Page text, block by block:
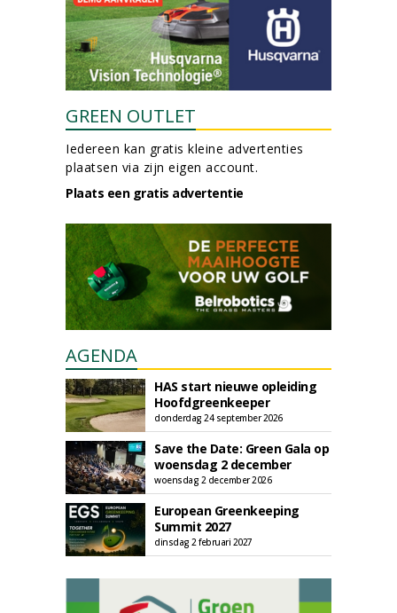
GREEN OUTLET
Iedereen kan gratis kleine advertenties
plaatsen via zijn eigen account.
Plaats een gratis advertentie
AGENDA
HAS start nieuwe opleiding
Hoofdgreenkeeper
donderdag 24 september 2026
Save the Date: Green Gala op
woensdag 2 december
woensdag 2 december 2026
European Greenkeeping
Summit 2027
dinsdag 2 februari 2027